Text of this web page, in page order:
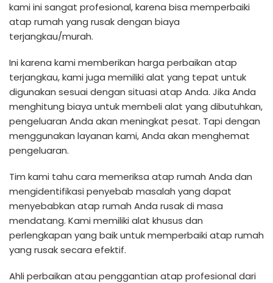
kami ini sangat profesional, karena bisa memperbaiki
atap rumah yang rusak dengan biaya
terjangkau/murah.
Ini karena kami memberikan harga perbaikan atap
terjangkau, kami juga memiliki alat yang tepat untuk
digunakan sesuai dengan situasi atap Anda. Jika Anda
menghitung biaya untuk membeli alat yang dibutuhkan,
pengeluaran Anda akan meningkat pesat. Tapi dengan
menggunakan layanan kami, Anda akan menghemat
pengeluaran.
Tim kami tahu cara memeriksa atap rumah Anda dan
mengidentifikasi penyebab masalah yang dapat
menyebabkan atap rumah Anda rusak di masa
mendatang. Kami memiliki alat khusus dan
perlengkapan yang baik untuk memperbaiki atap rumah
yang rusak secara efektif.
Ahli perbaikan atau penggantian atap profesional dari